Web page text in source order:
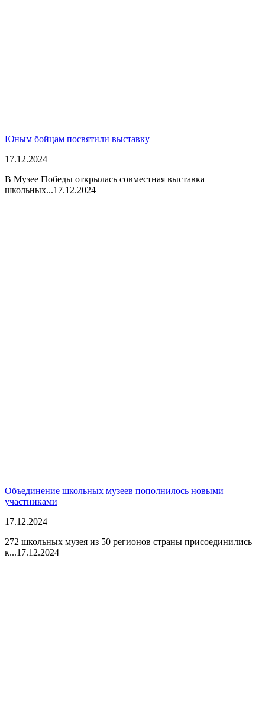
Юным бойцам посвятили выставку
17.12.2024
В Музее Победы открылась совместная выставка
школьных...17.12.2024
Объединение школьных музеев пополнилось новыми
участниками
17.12.2024
272 школьных музея из 50 регионов страны присоединились
к...17.12.2024